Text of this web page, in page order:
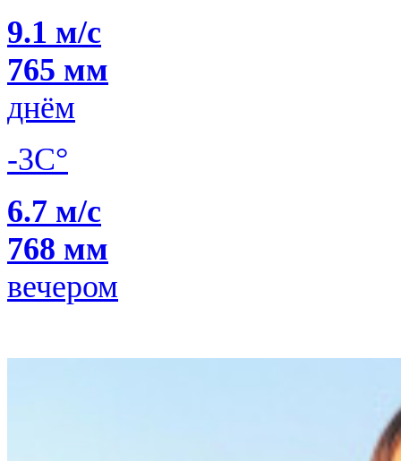
9.1 м/с
765 мм
днём
-3C°
6.7 м/с
768 мм
вечером